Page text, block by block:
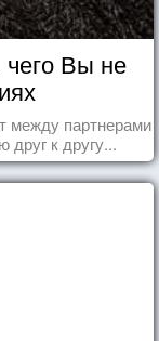
чего Вы не
между партнерами
друг к другу...